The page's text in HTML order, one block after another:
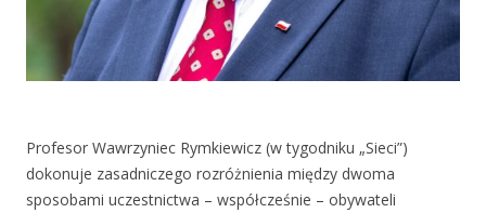
Profesor Wawrzyniec Rymkiewicz (w tygodniku „Sieci”)
dokonuje zasadniczego rozróżnienia między dwoma
sposobami uczestnictwa – współcześnie – obywateli